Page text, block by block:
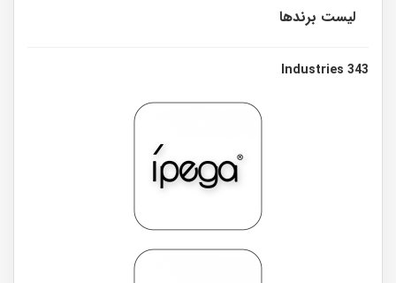
لیست برندها
343 Industries